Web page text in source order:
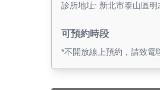
診所地址: 新北市泰山區
可預約時段
*不開放線上預約，請致電